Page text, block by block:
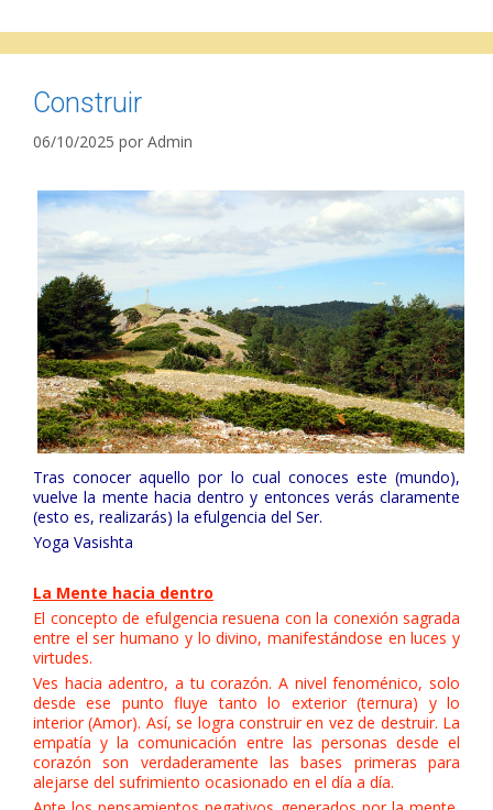
Construir
06/10/2025 por Admin
Tras conocer aquello por lo cual conoces este (mundo),
vuelve la mente hacia dentro y entonces verás claramente
(esto es, realizarás) la efulgencia del Ser.
Yoga Vasishta
La Mente hacia dentro
El concepto de efulgencia resuena con la conexión sagrada
entre el ser humano y lo divino, manifestándose en luces y
virtudes.
Ves hacia adentro, a tu corazón. A nivel fenoménico, solo
desde ese punto fluye tanto lo exterior (ternura) y lo
interior (Amor). Así, se logra construir en vez de destruir. La
empatía y la comunicación entre las personas desde el
corazón son verdaderamente las bases primeras para
alejarse del sufrimiento ocasionado en el día a día.